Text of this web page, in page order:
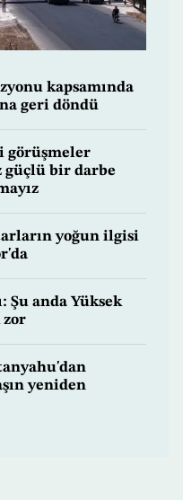
kapsamında
geri döndü
görüşmeler
güçlü bir darbe
yoğun ilgisi
Şu anda Yüksek
yeniden